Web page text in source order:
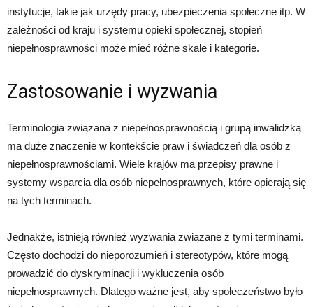
instytucje, takie jak urzędy pracy, ubezpieczenia społeczne itp. W
zależności od kraju i systemu opieki społecznej, stopień
niepełnosprawności może mieć różne skale i kategorie.
Zastosowanie i wyzwania
Terminologia związana z niepełnosprawnością i grupą inwalidzką
ma duże znaczenie w kontekście praw i świadczeń dla osób z
niepełnosprawnościami. Wiele krajów ma przepisy prawne i
systemy wsparcia dla osób niepełnosprawnych, które opierają się
na tych terminach.
Jednakże, istnieją również wyzwania związane z tymi terminami.
Często dochodzi do nieporozumień i stereotypów, które mogą
prowadzić do dyskryminacji i wykluczenia osób
niepełnosprawnych. Dlatego ważne jest, aby społeczeństwo było